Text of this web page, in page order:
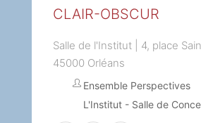
CLAIR-OBSCUR
Salle de l'Institut | 4, place
45000 Orléans
Ensemble Perspectives
L'Institut - Salle de